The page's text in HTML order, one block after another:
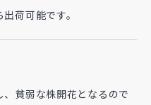
荷可能です。
貧弱な株開花となるので